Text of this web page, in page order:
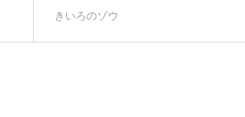
きいろのゾウ